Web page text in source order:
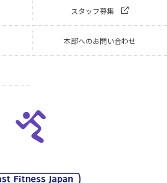
スタッフ募集
本部へのお問い合わせ